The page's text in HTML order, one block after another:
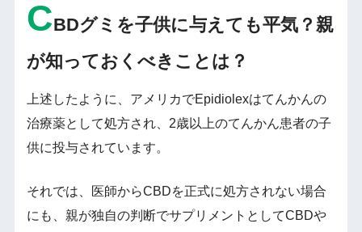
CBDグミを子供に与えても平気？親
が知っておくべきことは？
上述したように、アメリカでEpidiolexはてんかんの
治療薬として処方され、2歳以上のてんかん患者の子
供に投与されています。
それでは、医師からCBDを正式に処方されない場合
にも、親が独自の判断でサプリメントとしてCBDや